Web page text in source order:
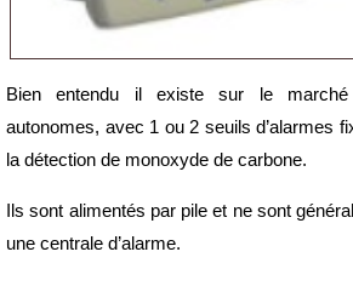
Bien entendu il existe sur le marché
autonomes, avec 1 ou 2 seuils d’alarmes
la détection de monoxyde de carbone.
Ils sont alimentés par pile et ne sont
une centrale d’alarme.